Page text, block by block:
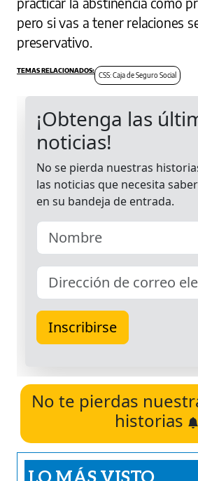
pero si vas a tener relaciones
preservativo.
CSS: Caja de Seguro Social
No te pierdas
historias
LO MÁS VISTO